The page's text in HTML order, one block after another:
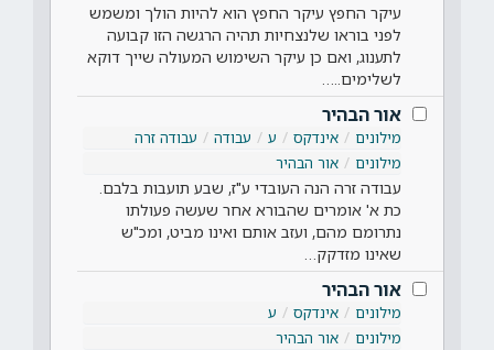
עיקר החפץ עיקר החפץ הוא להיות הולך ומשמש
לפני בוראו שלנצחיות תהיה הרגשה הזו קבועה
לתענוג, ואם כן עיקר השימוש המעולה שייך דוקא
לשלימים..…
אור הבהיר
מילונים אינדקס ע עבודה
עבודה זרה
מילונים
אור הבהיר
עבודה זרה הנה העובדי ע"ז, שבע תועבות בלבם.
כת א' אומרים שהבורא אחר שעשה פעולתו
נתרומם מהם, ועזב אותם ואינו מביט, ומכ"ש
שאינו מזדקק…
אור הבהיר
מילונים אינדקס
ע
מילונים
אור הבהיר